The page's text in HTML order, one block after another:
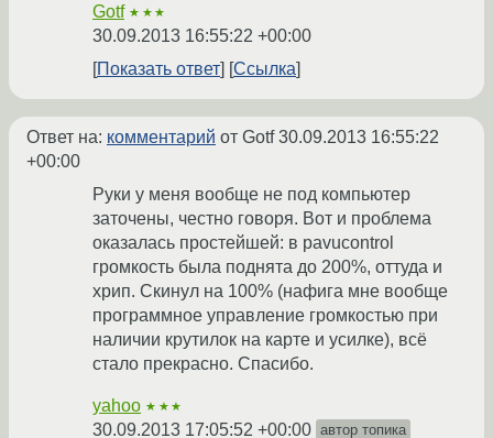
Gotf ★★★
30.09.2013 16:55:22 +00:00
Показать ответ
Ссылка
Ответ на: комментарий от Gotf30.09.2013 16:55:22
+00:00
Руки у меня вообще не под компьютер
заточены, честно говоря. Вот и проблема
оказалась простейшей: в pavucontrol
громкость была поднята до 200%, оттуда и
хрип. Скинул на 100% (нафига мне вообще
программное управление громкостью при
наличии крутилок на карте и усилке), всё
стало прекрасно. Спасибо.
yahoo ★★★
30.09.2013 17:05:52 +00:00 автор топика